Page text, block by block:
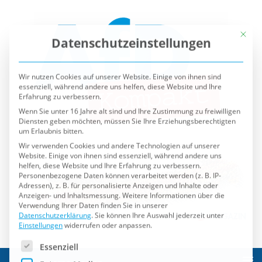
Datenschutzeinstellungen
Wir nutzen Cookies auf unserer Website. Einige von ihnen sind
Erfahrung zu verbessern.
Wenn Sie unter 16 Jahre alt sind und Ihre Zustimmung zu freiwilligen
um Erlaubnis bitten.
Wir verwenden Cookies und andere Technologien auf unserer
helfen, diese Website und Ihre Erfahrung zu verbessern.
Personenbezogene Daten können verarbeitet werden (z. B. IP-
Adressen), z. B. für personalisierte Anzeigen und Inhalte oder
Anzeigen- und Inhaltsmessung.Weitere Informationen über die
Verwendung Ihrer Daten finden Sie in unserer
Datenschutzerklärung.Sie können Ihre Auswahl jederzeit unter
Einstellungenwiderrufen oder anpassen.
Es folgt eine Liste der Service-Gruppen, für die eine
Essenziell
Externe Medien